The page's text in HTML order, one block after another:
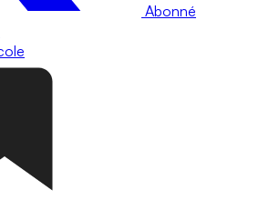
Abonné